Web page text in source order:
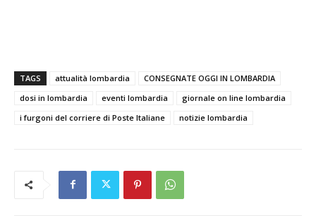
TAGS attualità lombardia
CONSEGNATE OGGI IN LOMBARDIA
dosi in lombardia
eventi lombardia
giornale on line lombardia
i furgoni del corriere di Poste Italiane
notizie lombardia